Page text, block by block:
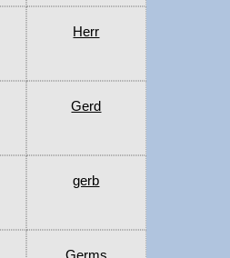
Herr
Gerd
gerb